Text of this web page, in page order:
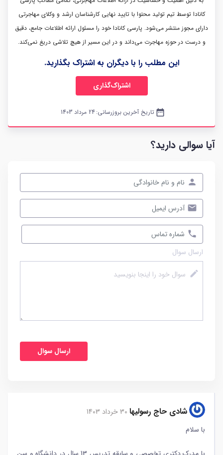
کانادا توسط تیم تولید محتوا با تایید نهایی کارشناسان ارشد و وکلای مهاجرتی
دارای مجوز منتشر می‌شود. پارسی کانادا خود را مسئول ارائه اطلاعات جامع، دقیق
و درست در حوزه مهاجرت می‌داند و در این مسیر از هیچ تلاشی دریغ نمی‌کند.
این مطلب را با دیگران به اشتراک بگذارید.
اشتراک‌گذاری
date_range تاریخ آخرین بروزرسانی:24 مرداد 1403
آیا سوالی دارید؟
ارسال سوال
شادی حاج رسولیها 30 خرداد 1403
با سلام